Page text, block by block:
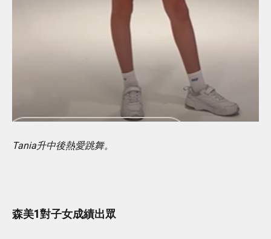
Tania升中後熱愛跳舞。
森美1對子女成績出眾